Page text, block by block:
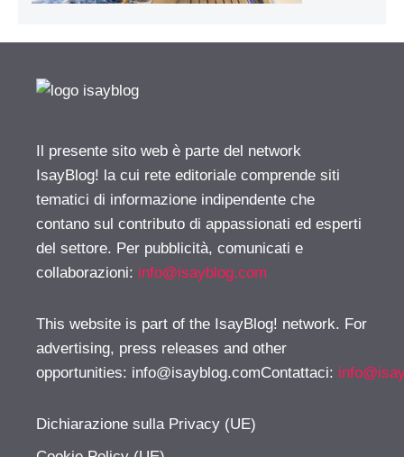
Il presente sito web è parte del network
IsayBlog! la cui rete editoriale comprende siti
tematici di informazione indipendente che
contano sul contributo di appassionati ed esperti
del settore. Per pubblicità, comunicati e
collaborazioni: info@isayblog.com
This website is part of the IsayBlog! network. For
advertising, press releases and other
opportunities: info@isayblog.comContattaci:
Dichiarazione sulla Privacy (UE)